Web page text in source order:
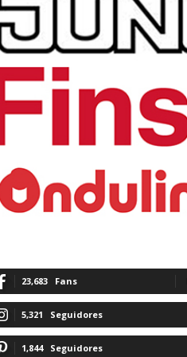
23,683 Fans
5,321 Seguidores
1,844 Seguidores